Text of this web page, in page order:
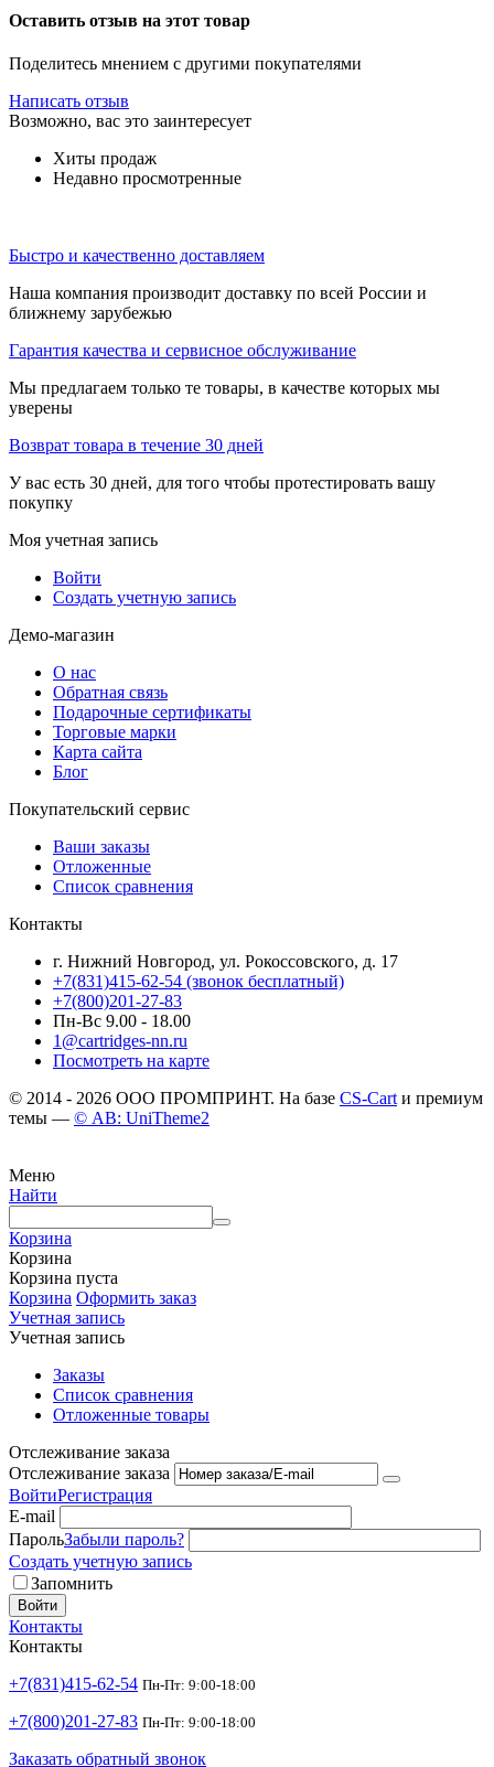
Оставить отзыв на этот товар
Поделитесь мнением с другими покупателями
Написать отзыв
Возможно, вас это заинтересует
Хиты продаж
Недавно просмотренные
Быстро и качественно доставляем
Наша компания производит доставку по всей России и
ближнему зарубежью
Гарантия качества и сервисное обслуживание
Мы предлагаем только те товары, в качестве которых мы
уверены
Возврат товара в течение 30 дней
У вас есть 30 дней, для того чтобы протестировать вашу
покупку
Моя учетная запись
Войти
Создать учетную запись
Демо-магазин
О нас
Обратная связь
Подарочные сертификаты
Торговые марки
Карта сайта
Блог
Покупательский сервис
Ваши заказы
Отложенные
Список сравнения
Контакты
г. Нижний Новгород, ул. Рокоссовского, д. 17
+7(831)415-62-54 (звонок бесплатный)
+7(800)201-27-83
Пн-Вс 9.00 - 18.00
1@cartridges-nn.ru
Посмотреть на карте
© 2014 - 2026 ООО ПРОМПРИНТ. На базе CS-Cartи премиум
темы — © AB: UniTheme2
Меню
Найти
Корзина
Корзина
Корзина пуста
Корзина Оформить заказ
Учетная запись
Учетная запись
Заказы
Список сравнения
Отложенные товары
Отслеживание заказа
Отслеживание заказа
ВойтиРегистрация
E-mail
ПарольЗабыли пароль?
Создать учетную запись
Запомнить
Войти
Контакты
Контакты
+7(831)415-62-54 Пн-Пт: 9:00-18:00
+7(800)201-27-83 Пн-Пт: 9:00-18:00
Заказать обратный звонок